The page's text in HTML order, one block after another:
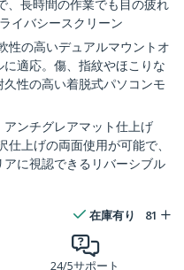
、長時間の作業でも目の疲れ
イバシースクリーン
性の高いデュアルマウントオ
適応。傷、指紋やほこりな
性の高い着脱式パソコンモ
ンチグレアマット仕上げ
仕上げの両面使用が可能で、
に視認できるリバーシブル
在庫有り 81
24/5サポート